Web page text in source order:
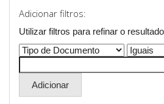
Adicionar filtros:
Utilizar filtros para refinar o